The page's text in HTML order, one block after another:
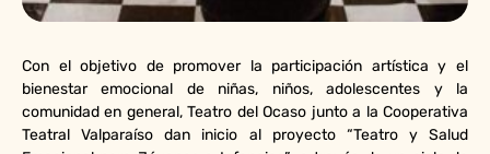
Con el objetivo de promover la participación artística y el
bienestar emocional de niñas, niños, adolescentes y la
comunidad en general, Teatro del Ocaso junto a la Cooperativa
Teatral Valparaíso dan inicio al proyecto “Teatro y Salud